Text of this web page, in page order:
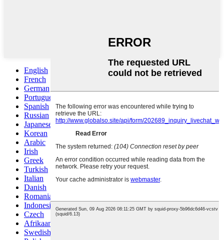
English
French
German
Portuguese
Spanish
Russian
Japanese
Korean
Arabic
Irish
Greek
Turkish
Italian
Danish
Romanian
Indonesian
Czech
Afrikaans
Swedish